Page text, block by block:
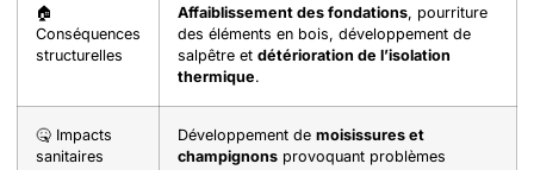
🏠
Conséquences
structurelles
Affaiblissement des fondations, pourriture
des éléments en bois, développement de
salpêtre et détérioration de l’isolation
thermique.
🤒 Impacts
sanitaires
Développement de moisissures et
champignons provoquant problèmes